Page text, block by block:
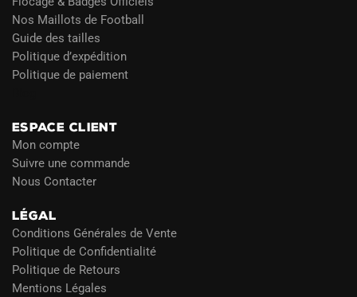
Nos Maillots de Football
Guide des tailles
Politique d’expédition
Politique de paiement
ESPACE CLIENT
Mon compte
Suivre une commande
Nous Contacter
LÉGAL
Conditions Générales de Vente
Politique de Confidentialité
Politique de Retours
Mentions Légales